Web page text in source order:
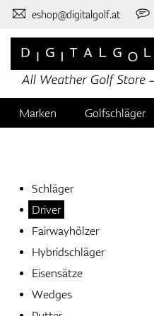
eshop@digitalgolf.at
Marken Golfschläger
Schläger
Driver
Fairwayhölzer
Hybridschläger
Eisensätze
Wedges